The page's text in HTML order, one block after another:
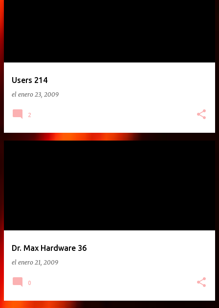
Users 214
el enero 23, 2009
2
Dr. Max Hardware 36
el enero 21, 2009
0